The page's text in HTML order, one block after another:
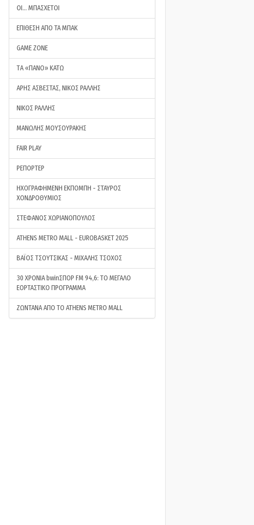
ΟΙ… ΜΠΑΣΧΕΤΟΙ
ΕΠΙΘΕΣΗ ΑΠΟ ΤΑ ΜΠΑΚ
GAME ZONE
ΤA «ΠΑΝΟ» ΚΑΤΩ
ΑΡΗΣ ΑΣΒΕΣΤΑΣ, ΝΙΚΟΣ ΡΑΛΛΗΣ
ΝΙΚΟΣ ΡΑΛΛΗΣ
ΜΑΝΩΛΗΣ ΜΟΥΣΟΥΡΑΚΗΣ
FAIR PLAY
ΡΕΠΟΡΤΕΡ
ΗΧΟΓΡΑΦΗΜΕΝΗ ΕΚΠΟΜΠΗ - ΣΤΑΥΡΟΣ
ΧΟΝΔΡΟΘΥΜΙΟΣ
ΣΤΕΦΑΝΟΣ ΧΩΡΙΑΝΟΠΟΥΛΟΣ
ATHENS METRO MALL - EUROBASKET 2025
ΒΑΪΟΣ ΤΣΟΥΤΣΙΚΑΣ - ΜΙΧΑΛΗΣ ΤΣΟΧΟΣ
30 ΧΡΟΝΙΑ bwinΣΠΟΡ FM 94,6: ΤΟ ΜΕΓΑΛΟ
ΕΟΡΤΑΣΤΙΚΟ ΠΡΟΓΡΑΜΜΑ
ΖΩΝΤΑΝΑ ΑΠΟ ΤΟ ATHENS METRO MALL